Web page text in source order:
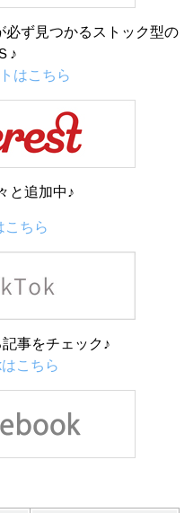
ず見つかるストック型の
♪
はこちら
と追加中♪
こちら
事をチェック♪
こちら